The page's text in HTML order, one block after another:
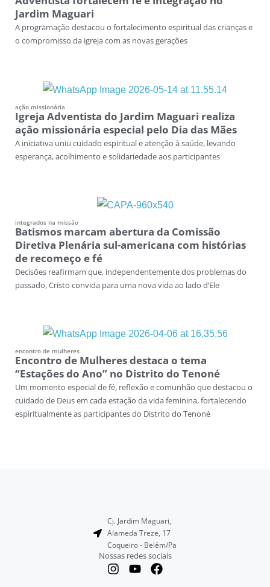
Jardim Maguari
A programação destacou o fortalecimento espiritual das crianças e
o compromisso da igreja com as novas gerações
ação missionária
Igreja Adventista do Jardim Maguari realiza
ação missionária especial pelo Dia das Mães
A iniciativa uniu cuidado espiritual e atenção à saúde, levando
esperança, acolhimento e solidariedade aos participantes
integrados na missão
Batismos marcam abertura da Comissão
Diretiva Plenária sul-americana com histórias
de recomeço e fé
Decisões reafirmam que, independentemente dos problemas do
passado, Cristo convida para uma nova vida ao lado d’Ele
encontro de mulheres
Encontro de Mulheres destaca o tema
“Estações do Ano” no Distrito do Tenoné
Um momento especial de fé, reflexão e comunhão que destacou o
cuidado de Deus em cada estação da vida feminina, fortalecendo
espiritualmente as participantes do Distrito do Tenoné
Cj. Jardim Maguari,
Alameda Treze, 17
Coqueiro - Belém/Pa
Nossas redes sociais